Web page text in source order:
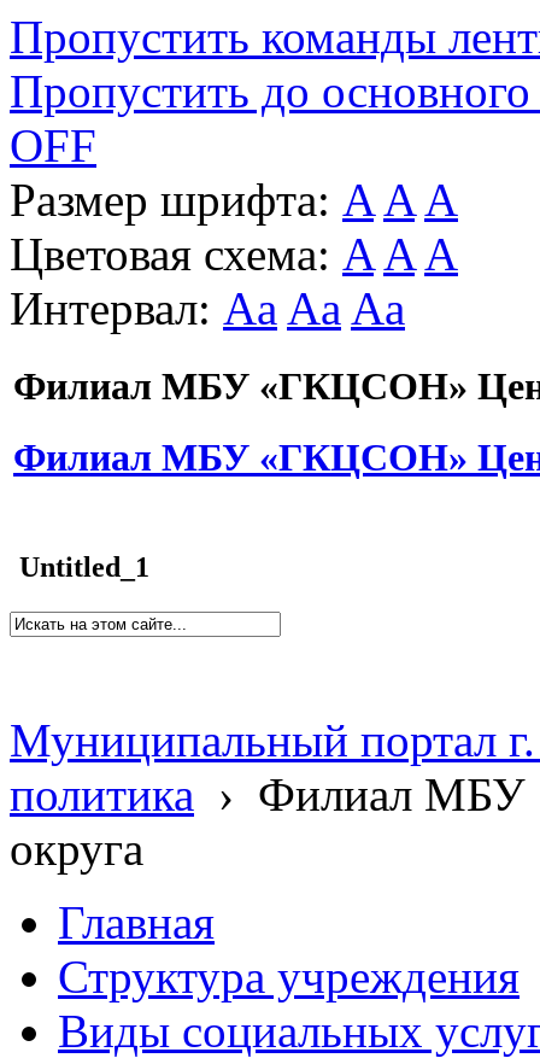
Пропустить команды
Пропустить до основного
OFF
Размер шрифта: A A A
Цветовая схема: A A A
Интервал: Aa Aa Aa
Филиал МБУ «ГКЦСОН»
Филиал МБУ «ГКЦСОН»
Untitled_1
Муниципальный портал
политика › Филиал МБУ
округа
Главная
Структура учреждения
Виды социальных